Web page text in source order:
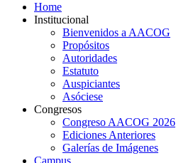
Home
Institucional
Bienvenidos a AACOG
Propósitos
Autoridades
Estatuto
Auspiciantes
Asóciese
Congresos
Congreso AACOG 2026
Ediciones Anteriores
Galerías de Imágenes